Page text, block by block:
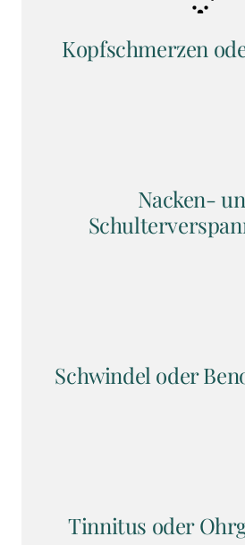
Kopfschmerzen
Nacken-
Schwindel oder
Tinnitus oder